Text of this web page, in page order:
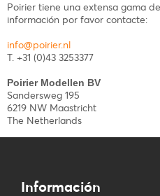
Poirier tiene una extensa gama
información por favor contacte:
info@poirier.nl
T. +31 (0)43 3253377
Poirier Modellen BV
Sandersweg 195
6219 NW Maastricht
The Netherlands
Información